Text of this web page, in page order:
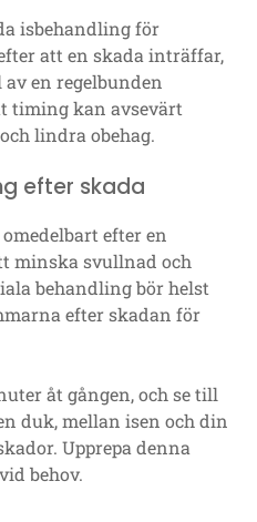
isbehandling för
att en skada inträffar,
en regelbunden
timing kan avsevärt
lindra obehag.
efter skada
efter en
minska svullnad och
behandling bör helst
efter skadan för
åt gången, och se till
duk, mellan isen och din
Upprepa denna
behov.